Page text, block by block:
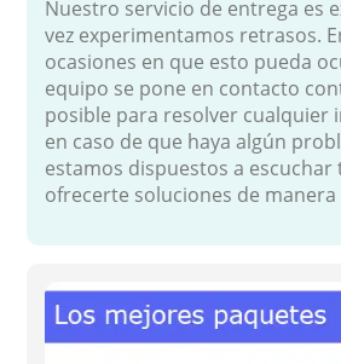
Nuestro servicio de entrega es
vez experimentamos retrasos.
ocasiones en que esto pueda
equipo se pone en contacto
posible para resolver cualquier
en caso de que haya algún
estamos dispuestos a escuchar
ofrecerte soluciones de manera